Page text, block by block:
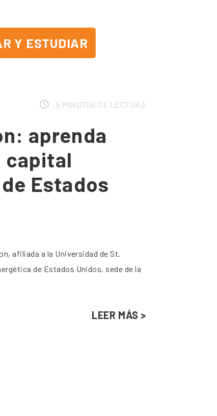
Y ESTUDIAR
5 MINUTOS DE LECTURA
aprenda
capital
Estados
afiliada a la Universidad de St.
de Estados Unidos, sede de la
LEER MÁS >